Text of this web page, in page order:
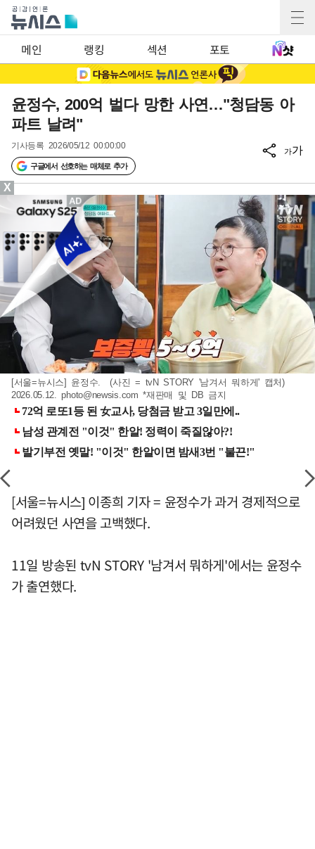
메인 랭킹 섹션 포토
윤정수, 200억 벌다 망한 사연…"청담동 아
파트 날려"
기사등록 2026/05/12 00:00:00
구글에서 선호하는 매체로 추가
가가
[서울=뉴시스] 윤정수. (사진 = tvN STORY '남겨서 뭐하게' 캡처)
2026.05.12.photo@newsis.com *재판매 및 DB 금지
[서울=뉴시스] 이종희 기자 = 윤정수가 과거 경제적으로
어려웠던 사연을 고백했다.
11일 방송된 tvN STORY '남겨서 뭐하게'에서는 윤정수
가 출연했다.
X